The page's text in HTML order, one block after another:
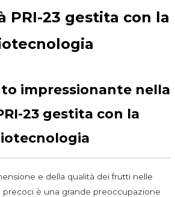
PRI-23 gestita con la
impressionante nella
23 gestita con la
e della qualità dei frutti nelle
precoci è una grande preoccupazione